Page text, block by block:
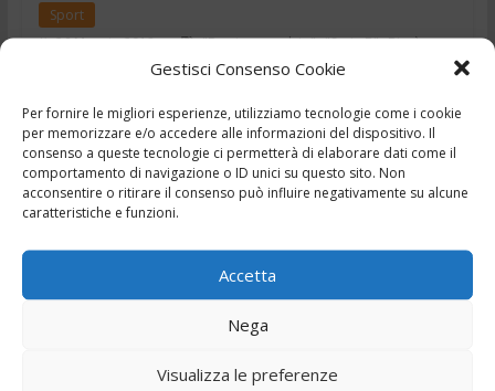
Gestisci Consenso Cookie
Per fornire le migliori esperienze, utilizziamo tecnologie come i cookie
per memorizzare e/o accedere alle informazioni del dispositivo. Il
consenso a queste tecnologie ci permetterà di elaborare dati come il
comportamento di navigazione o ID unici su questo sito. Non
acconsentire o ritirare il consenso può influire negativamente su alcune
caratteristiche e funzioni.
Accetta
Nega
Visualizza le preferenze
Sport
26 Maggio 2018
"Frosinone calcio","Serie B",Biosì
Bpc Virtus Cassino,Ciociaria,Scuba Frosinone
Frosinone
TG Sport – Domenica importante per lo sport ciociaro –
26/5/2018 Titoli: Decima presenza in Nazionale lunedì per
Davide Zappacosta